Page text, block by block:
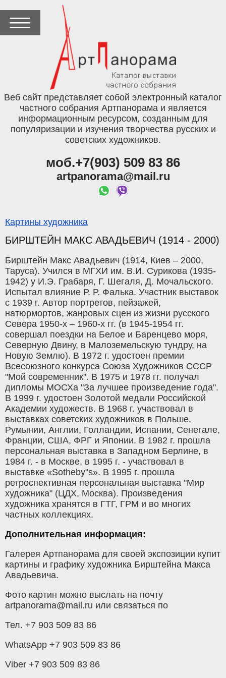
Веб сайт представляет собой электронный каталог
частного собрания Артпанорама и является
информационным ресурсом, созданным для
популяризации и изучения творчества русских и
советских художников.
моб.+7(903) 509 83 86
artpanorama@mail.ru
Картины художника
БИРШТЕЙН МАКС АВАДЬЕВИЧ (1914 - 2000)
Бирштейн Макс Авадьевич (1914, Киев – 2000,
Таруса). Учился в МГХИ им. В.И. Сурикова (1935-
1942) у И.Э. Грабаря, Г. Шегаля, Д. Мочальского.
Испытал влияние Р. Р. Фалька. Участник выставок
с 1939 г. Автор портретов, пейзажей,
натюрмортов, жанровых сцен из жизни русского
Севера 1950-х – 1960-х гг. (в 1945-1954 гг.
совершал поездки на Белое и Баренцево моря,
Северную Двину, в Малоземельскую тундру, на
Новую Землю). В 1972 г. удостоен премии
Всесоюзного конкурса Союза Художников СССР
"Мой современник". В 1975 и 1978 гг. получал
дипломы МОСХа "За лучшее произведение года".
В 1999 г. удостоен Золотой медали Российской
Академии художеств. В 1968 г. участвовал в
выставках советских художников в Польше,
Румынии, Англии, Голландии, Испании, Сенегале,
Франции, США, ФРГ и Японии. В 1982 г. прошла
персональная выставка в Западном Берлине, в
1984 г. - в Москве, в 1995 г. - участвовал в
выставке «Sotheby"s». В 1995 г. прошла
ретроспективная персональная выставка "Мир
художника" (ЦДХ, Москва). Произведения
художника хранятся в ГТГ, ГРМ и во многих
частных коллекциях.
Дополнительная информация:
Галерея Артпанорама для своей экспозиции купит
картины и графику художника Бирштейна Макса
Авадьевича.
Фото картин можно выслать на почту
artpanorama@mail.ru или связаться по
Тел. +7 903 509 83 86
WhatsApp +7 903 509 83 86
Viber +7 903 509 83 86